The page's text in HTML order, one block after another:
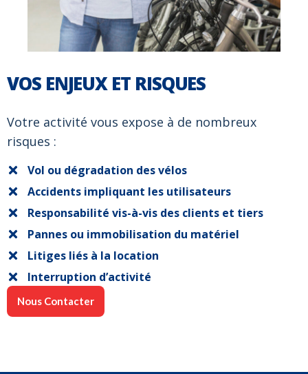
VOS ENJEUX ET RISQUES
Votre activité vous expose à de nombreux
risques :
Vol ou dégradation des vélos
Accidents impliquant les utilisateurs
Responsabilité vis-à-vis des clients et tiers
Pannes ou immobilisation du matériel
Litiges liés à la location
Interruption d’activité
Nous Contacter